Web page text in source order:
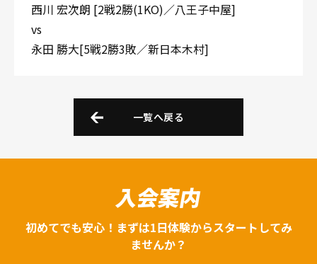
西川 宏次朗 [2戦2勝(1KO)／八王子中屋]
vs
永田 勝大[5戦2勝3敗／新日本木村]
一覧へ戻る
入会案内
初めてでも安心！まずは1日体験からスタートしてみ
ませんか？